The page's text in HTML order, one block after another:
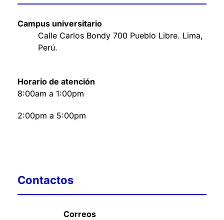
Campus universitario
Calle Carlos Bondy 700 Pueblo Libre. Lima,
Perú.
Horario de atención
8:00am a 1:00pm
2:00pm a 5:00pm
Contactos
Correos